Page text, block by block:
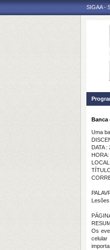
SIGAA -
Banca
Uma
DATA :
Os
celular